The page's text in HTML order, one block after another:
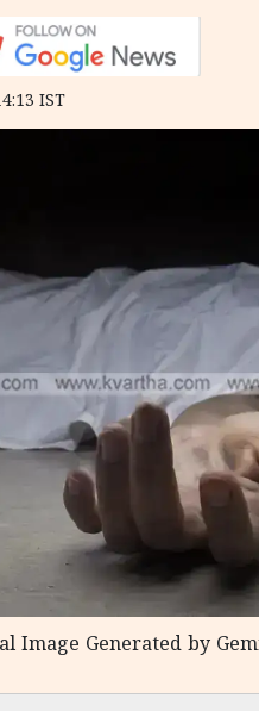
IST
Image Generated by